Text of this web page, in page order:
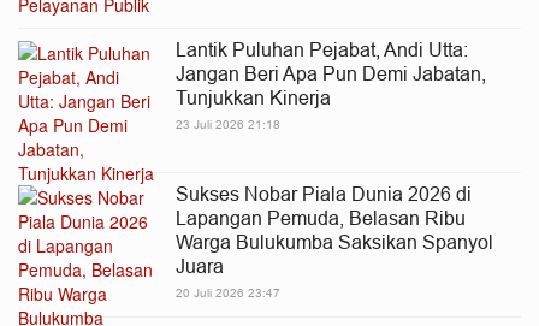
Lantik Puluhan Pejabat, Andi Utta:
Jangan Beri Apa Pun Demi Jabatan,
Tunjukkan Kinerja
23 Juli 2026 21:18
Sukses Nobar Piala Dunia 2026 di
Lapangan Pemuda, Belasan Ribu
Warga Bulukumba Saksikan Spanyol
Juara
20 Juli 2026 23:47